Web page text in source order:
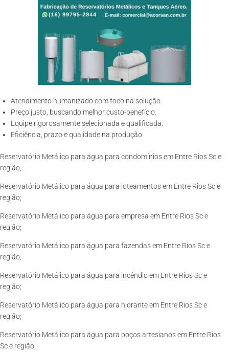
Atendimento humanizado com foco na solução.
Preço justo, buscando melhor custo-benefício.
Equipe rigorosamente selecionada e qualificada.
Eficiência, prazo e qualidade na produção.
Reservatório Metálico para água para condomínios em Entre Rios Sc e
região;
Reservatório Metálico para água para loteamentos em Entre Rios Sc e
região;
Reservatório Metálico para água para empresa em Entre Rios Sc e
região;
Reservatório Metálico para água para fazendas em Entre Rios Sc e
região;
Reservatório Metálico para água para incêndio em Entre Rios Sc e
região;
Reservatório Metálico para água para hidrante em Entre Rios Sc e
região;
Reservatório Metálico para água para poços artesianos em Entre Rios
Sc e região;